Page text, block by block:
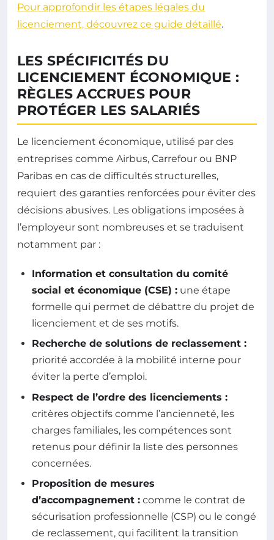
Pour approfondir les étapes légales du
licenciement, découvrez ce guide détaillé.
LES SPÉCIFICITÉS DU
LICENCIEMENT ÉCONOMIQUE :
RÈGLES ACCRUES POUR
PROTÉGER LES SALARIÉS
Le licenciement économique, utilisé par des
entreprises comme Airbus, Carrefour ou BNP
Paribas en cas de difficultés structurelles,
requiert des garanties renforcées pour éviter des
décisions abusives. Les obligations imposées à
l’employeur sont nombreuses et se traduisent
notamment par :
Information et consultation du comité
social et économique (CSE) : une étape
formelle qui permet de débattre du projet de
licenciement et de ses motifs.
Recherche de solutions de reclassement :
priorité accordée à la mobilité interne pour
éviter la perte d’emploi.
Respect de l’ordre des licenciements :
critères objectifs comme l’ancienneté, les
charges familiales, les compétences sont
retenus pour définir la liste des personnes
concernées.
Proposition de mesures
d’accompagnement : comme le contrat de
sécurisation professionnelle (CSP) ou le congé
de reclassement, qui facilitent la transition